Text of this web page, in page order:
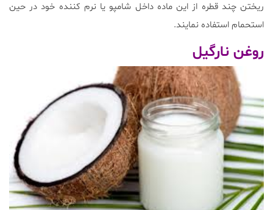
ریختن چند قطره از این ماده داخل شامپو یا نرم کننده خود در حین
استحمام استفاده نمایند.
روغن نارگیل